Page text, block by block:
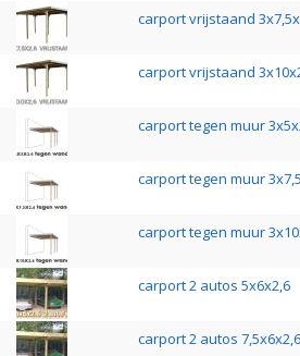
carport vrijstaand
carport vrijstaand
carport tegen muur
carport tegen muur
carport tegen muur
carport 2 autos 5x6x2,6
carport 2 autos 7,5x6x2,6